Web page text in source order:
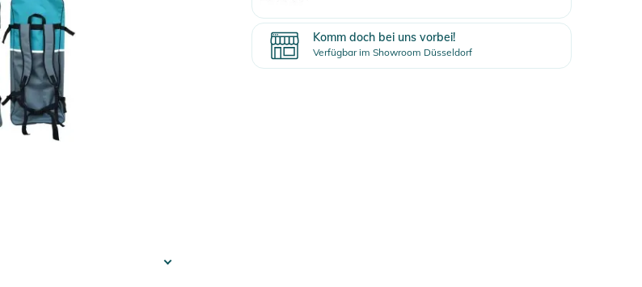
Komm doch bei uns vorbei!
Verfügbar im Showroom Düsseldorf